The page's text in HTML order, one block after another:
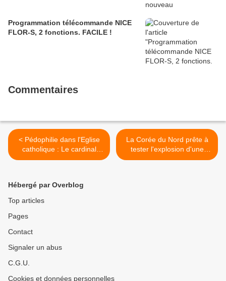
Programmation télécommande NICE
FLOR-S, 2 fonctions. FACILE !
Commentaires
< Pédophilie dans l'Eglise
catholique : Le cardinal
Barbarin visé par une
La Corée du Nord prête à
tester l'explosion d'une
ogive nucléaire et des tirs
Hébergé par Overblog
Top articles
Pages
Contact
Signaler un abus
C.G.U.
Cookies et données personnelles